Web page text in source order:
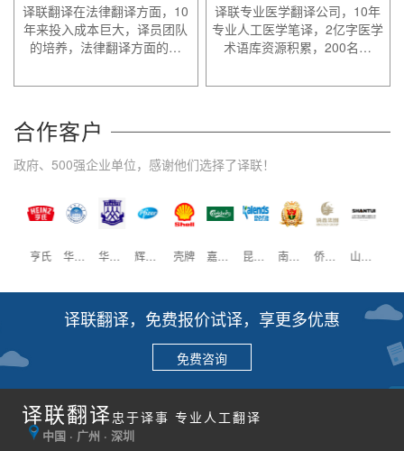
译联翻译在法律翻译方面，10
年来投入成本巨大，译员团队
的培养，法律翻译方面的…
译联专业医学翻译公司，10年
专业人工医学笔译，2亿字医学
术语库资源积累，200名…
合作客户
政府、500强企业单位，感谢他们选择了译联！
亨氏 华南理工大学 壳牌 嘉士伯 昆仑万维
译联翻译，免费报价试译，享更多优惠
免费咨询
译联翻译 忠于译事 专业人工翻译
中国 · 广州 · 深圳